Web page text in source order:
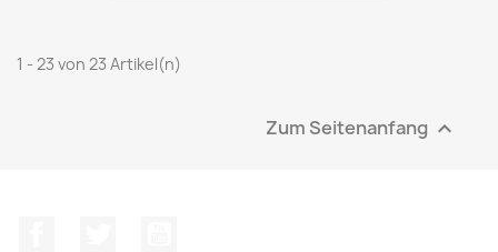
1 - 23 von 23 Artikel(n)
Zum Seitenanfang 